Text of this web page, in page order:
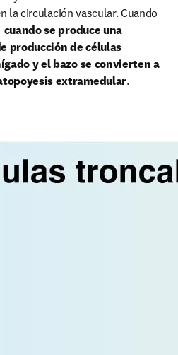
la circulación vascular. Cuando
cuando se produce una
producción de células
y el bazo se convierten a
extramedular.